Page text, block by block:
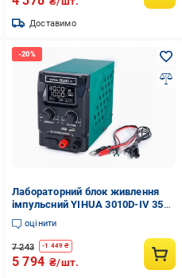
Доставимо
Лабораторний блок живлення
імпульсний YIHUA 3010D-IV 350
Вт/30 В/10А Зелений (168-31-48-
780)
оцінити
7 243 -1 449 ₴
5 794 ₴/шт.